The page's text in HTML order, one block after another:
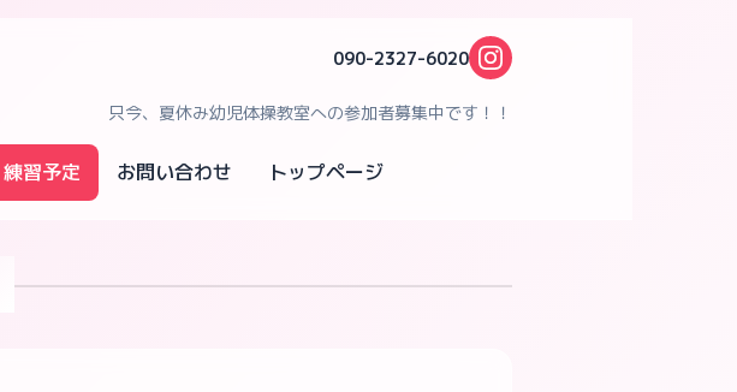
090-2327-6020
只今、夏休み幼児体操教室への参加者募集中です！！
練習予定 お問い合わせ トップページ